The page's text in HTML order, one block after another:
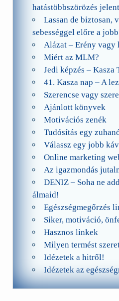
hatástöbbszörözés
Lassan de biztosan,
sebességgel előre a
Alázat – Erény vagy
Miért az MLM?
Jedi képzés – Kasza
41. Kasza nap – A
Szerencse vagy
Ajánlott könyvek
Motivációs zenék
Tudósítás egy
Válassz egy jobb
Online marketing
Az igazmondás
DENIZ – Soha ne
álmaid!
Egészségmegőrzés
Siker, motiváció,
Hasznos linkek
Milyen termést
Idézetek a hitről!
Idézetek az